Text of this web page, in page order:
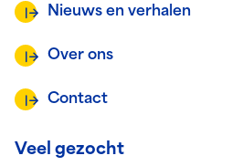
Nieuws en verhalen
Over ons
Contact
Veel gezocht